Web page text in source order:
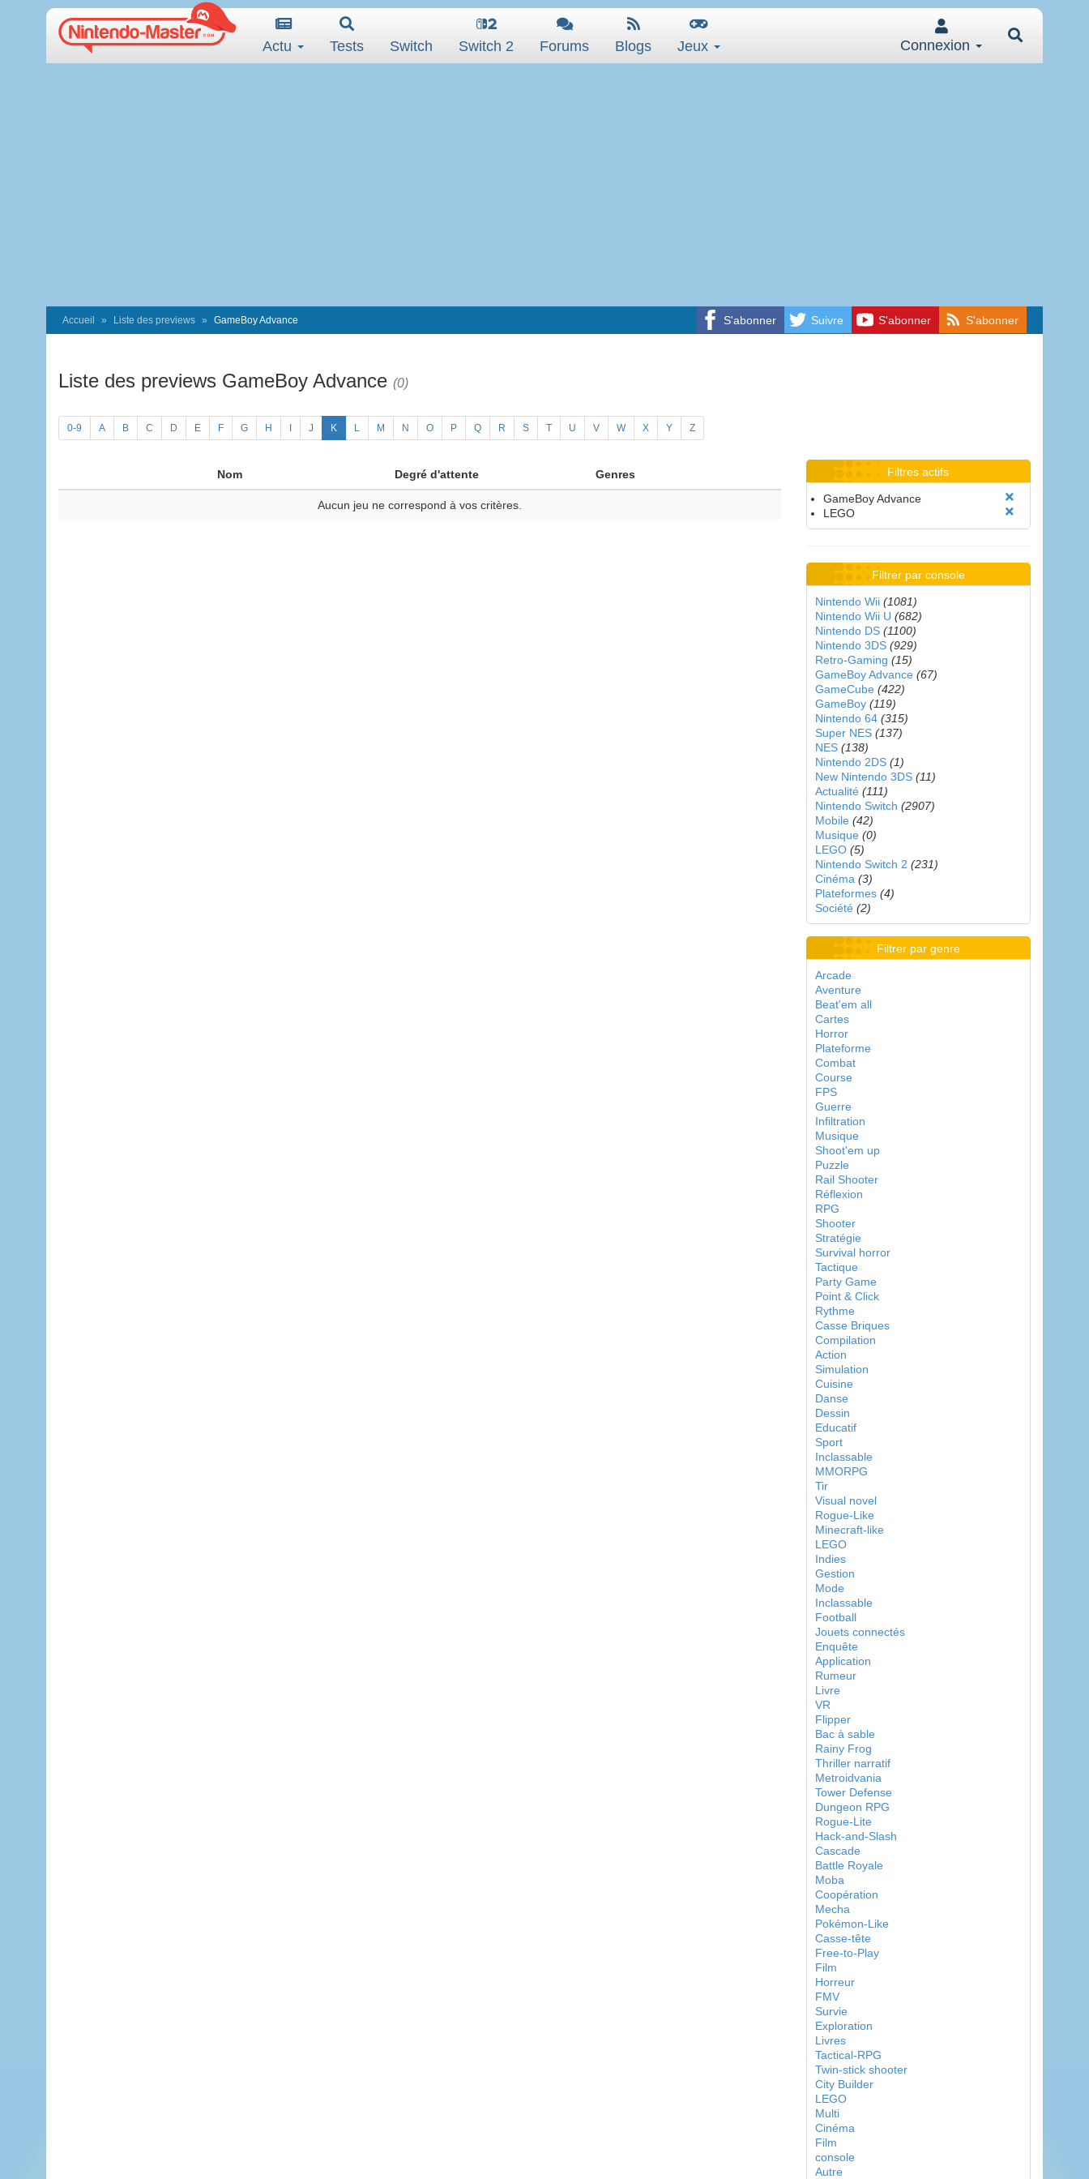
Actu Tests Switch Switch 2 Forums Blogs Jeux Connexion
S'abonner Suivre S'abonner S'abonner
Accueil Liste des previews GameBoy Advance
Liste des previews GameBoy Advance (0)
0-9 A B C D E F G H J K L M N O P Q R S T U V W X Y Z
Nom Degré d'attente Genres
Aucun jeu ne correspond à vos critères.
Filtres actifs
GameBoy Advance
LEGO
Filtrer par console
Nintendo Wii (1081)
Nintendo Wii U (682)
Nintendo DS (1100)
Nintendo 3DS (929)
Retro-Gaming (15)
GameBoy Advance (67)
GameCube (422)
GameBoy (119)
Nintendo 64 (315)
Super NES (137)
NES (138)
Nintendo 2DS (1)
New Nintendo 3DS (11)
Actualité (111)
Nintendo Switch (2907)
Mobile (42)
Musique (0)
LEGO (5)
Nintendo Switch 2 (231)
Cinéma (3)
Plateformes (4)
Société (2)
Filtrer par genre
Arcade
Aventure
Beat'em all
Cartes
Horror
Plateforme
Combat
Course
FPS
Guerre
Infiltration
Musique
Shoot'em up
Puzzle
Rail Shooter
Réflexion
RPG
Shooter
Stratégie
Survival horror
Tactique
Party Game
Point & Click
Rythme
Casse Briques
Compilation
Action
Simulation
Cuisine
Danse
Dessin
Educatif
Sport
Inclassable
MMORPG
Tir
Visual novel
Rogue-Like
Minecraft-like
LEGO
Indies
Gestion
Mode
Inclassable
Football
Jouets connectés
Enquête
Application
Rumeur
Livre
VR
Flipper
Bac à sable
Rainy Frog
Thriller narratif
Metroidvania
Tower Defense
Dungeon RPG
Rogue-Lite
Hack-and-Slash
Cascade
Battle Royale
Moba
Coopération
Mecha
Pokémon-Like
Casse-tête
Free-to-Play
Film
Horreur
FMV
Survie
Exploration
Livres
Tactical-RPG
Twin-stick shooter
City Builder
LEGO
Multi
Cinéma
Film
console
Autre